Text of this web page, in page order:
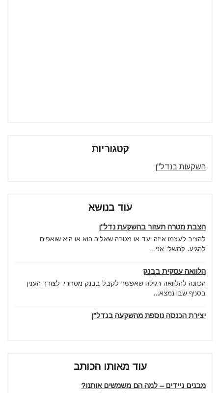
קטגוריות
השקעות בנדל"ן
עוד בנושא
הצבת מטרה תעזור בהשקעת נדל"ן
להציב לעצמו איזה יעד או מטרה שאליה הוא או היא שואפים
להגיע. למשל: אני...
הלוואה עסקית בבנק
הכוונה להלוואה רגילה שאפשר לקבל בבנק מסחרי. לצורך הענין
בסניף שבו נמצא...
יצירת הכנסה נוספת מהשקעה בנדל"ן
עוד מאותו הכותב
מבנים ניידים – למה הם משמשים אותנו?